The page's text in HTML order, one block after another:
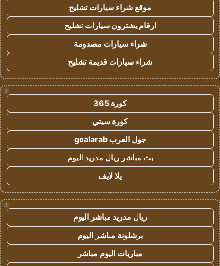
موقع شراء سيارات تشليح
ارقام يشترون سيارات تشليح
شراء سيارات مصدومة
شراء سيارات قديمة تشليح
!
كورة 365
كورة سيتي
جول العرب goalarab
بث مباشر ريال مدريد اليوم
يلا لايف
!
ريال مدريد مباشر اليوم
برشلونة مباشر اليوم
مباريات اليوم مباشر